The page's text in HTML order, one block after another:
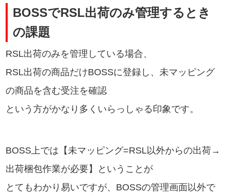
BOSSでRSL出荷のみ管理するとき
の課題
RSL出荷のみを管理している場合、
RSL出荷の商品だけBOSSに登録し、未マッピング
の商品を含む受注を確認
という方がかなり多くいらっしゃる印象です。
BOSS上では【未マッピング=RSL以外からの出荷→
出荷梱包作業が必要】ということが
とてもわかり易いですが、BOSSの管理画面以外で